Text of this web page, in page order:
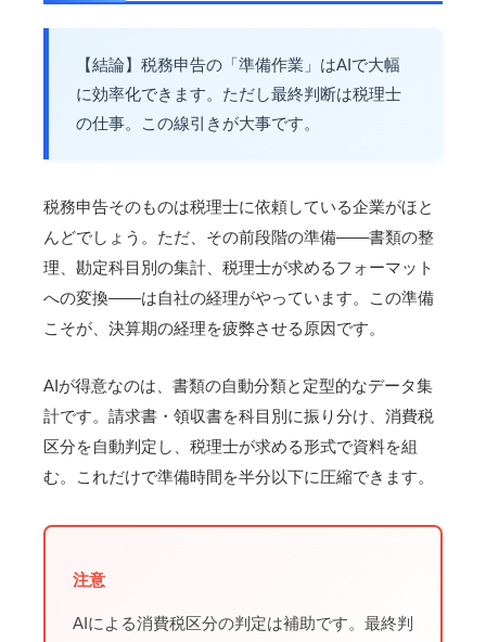
【結論】税務申告の「準備作業」はAIで大幅
に効率化できます。ただし最終判断は税理士
の仕事。この線引きが大事です。
税務申告そのものは税理士に依頼している企業がほと
んどでしょう。ただ、その前段階の準備——書類の整
理、勘定科目別の集計、税理士が求めるフォーマット
への変換——は自社の経理がやっています。この準備
こそが、決算期の経理を疲弊させる原因です。
AIが得意なのは、書類の自動分類と定型的なデータ集
計です。請求書・領収書を科目別に振り分け、消費税
区分を自動判定し、税理士が求める形式で資料を組
む。これだけで準備時間を半分以下に圧縮できます。
注意
AIによる消費税区分の判定は補助です。最終判